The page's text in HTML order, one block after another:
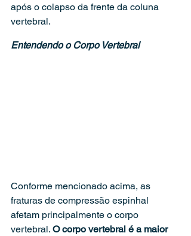
após o colapso da frente da coluna
vertebral.
Entendendo o Corpo Vertebral
Conforme mencionado acima, as
fraturas de compressão espinhal
afetam principalmente o corpo
vertebral. O corpo vertebral é a maior